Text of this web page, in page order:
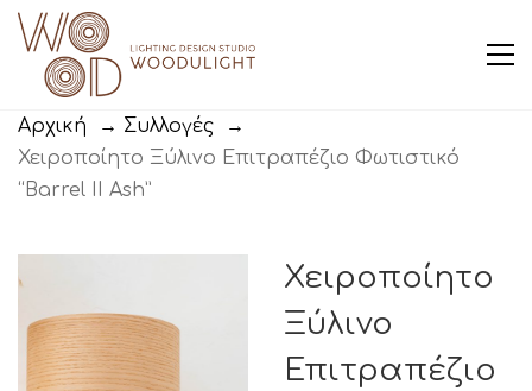
Αρχική → Συλλογές
→
Χειροποίητο Ξύλινο Επιτραπέζιο Φωτιστικό
“Barrel II Ash”
Χειροποίητο
Ξύλινο
Επιτραπέζιο